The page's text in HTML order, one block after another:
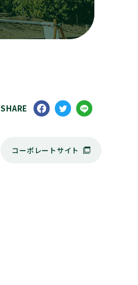
SHARE
コーポレートサイト